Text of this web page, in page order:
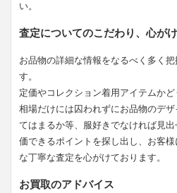
い。
査定についてのこだわり、心が
お品物の詳細な情報をなるべく多く
す。
定価やコレクション着用アイテムか
相場だけには囚われずにお品物のデ
てはまるか等、服好きでなければ見
価できるポイントを探し出し、お客
な丁寧な査定を心がけております。
お買取のアドバイス